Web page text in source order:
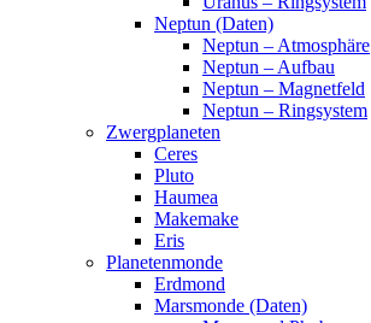
Neptun (Daten)
Neptun – Atmosphäre
Neptun – Aufbau
Neptun – Magnetfeld
Neptun – Ringsystem
Zwergplaneten
Ceres
Pluto
Haumea
Makemake
Eris
Planetenmonde
Erdmond
Marsmonde (Daten)